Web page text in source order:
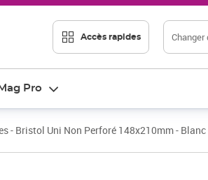
Accès rapides Changer
Pro
- Bristol Uni Non Perforé 148x210mm - Blanc